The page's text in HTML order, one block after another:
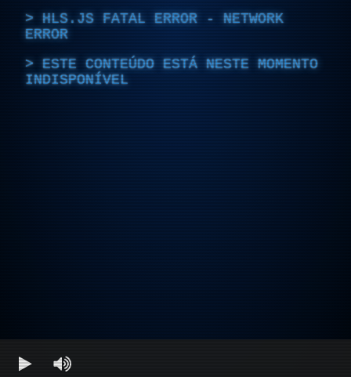
HLS.JS FATAL ERROR - NETWORK
ERROR
ESTE CONTEÚDO ESTÁ NESTE MOMENTO
INDISPONÍVEL